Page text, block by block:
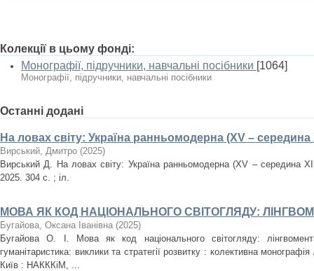
Колекції в цьому фонді:
Монографії, підручники, навчальні посібники [1064]
Монографії, підручники, навчальні посібники
Останні додані
На ловах світу: Україна ранньомодерна (XV – середина
Вирський, Дмитро (2025)
Вирський Д. На ловах світу: Україна ранньомодерна (XV – середина
2025. 304 с. ; іл.
МОВА ЯК КОД НАЦІОНАЛЬНОГО СВІТОГЛЯДУ:
Бугайова, Оксана Іванівна (2025)
Бугайова О. І. Мова як код національного світогляду:
гуманітаристика: виклики та стратегії розвитку : колективна
Київ : НАКККіМ, ...